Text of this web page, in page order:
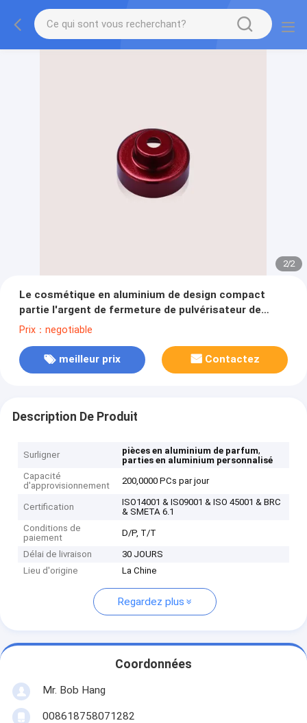
2/2
Le cosmétique en aluminium de design compact
partie l'argent de fermeture de pulvérisateur de
parfum
Prix：negotiable
meilleur prix Contactez
Description De Produit
Surligner pièces en aluminium de parfum,
parties en aluminium personnalisé
Capacité
d'approvisionnement
200,0000 PCs par jour
Certification
ISO14001 & IS09001 & ISO 45001 & BRC
& SMETA 6.1
Conditions de
paiement
D/P, T/T
Délai de livraison
30 JOURS
Lieu d'origine
La Chine
Regardez plus
Coordonnées
Mr. Bob Hang
008618758071282